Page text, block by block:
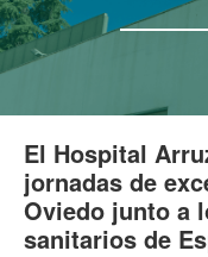
El Hospital
jornadas de
Oviedo junto a
sanitarios de